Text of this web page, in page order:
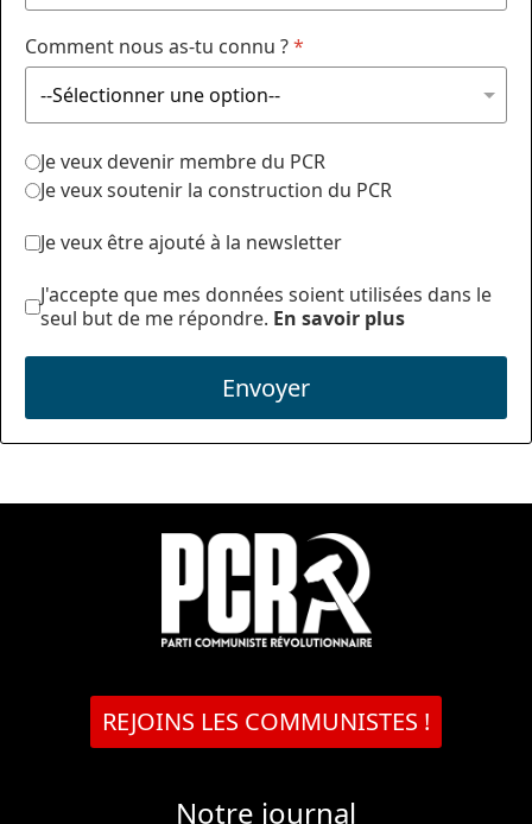
Comment nous as-tu connu ?*
Je veux devenir membre du PCR
Je veux soutenir la construction du PCR
Je veux être ajouté à la newsletter
J'accepte que mes données soient utilisées dans le
seul but de me répondre. En savoir plus
Envoyer
REJOINS LES COMMUNISTES !
Notre journal